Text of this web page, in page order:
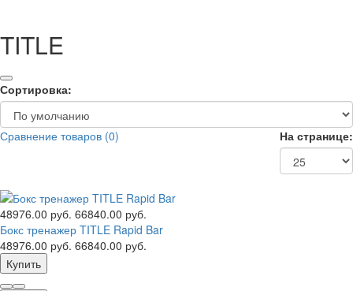
TITLE
Сортировка:
На странице:
Сравнение товаров (0)
48976.00 руб. 66840.00 руб.
Бокс тренажер TITLE Rapid Bar
48976.00 руб. 66840.00 руб.
Купить